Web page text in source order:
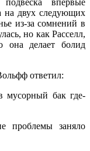
впервые
на двух следующих
из-за сомнений в
но как Расселл,
она делает болид
ответил:
мусорный бак где-
проблемы заняло